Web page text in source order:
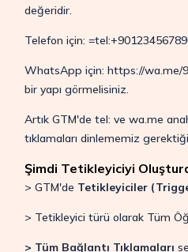
değeridir.
Telefon için:
WhatsApp için: https://wa.me/
bir yapı görmelisiniz.
Artık GTM'de tel: ve wa.me
tıklamaları dinlememiz
Şimdi Tetikleyiciyi
> GTM'de Tetikleyiciler
> Tetikleyici türü olarak Tüm
> Tüm Bağlantı Tıklamaları